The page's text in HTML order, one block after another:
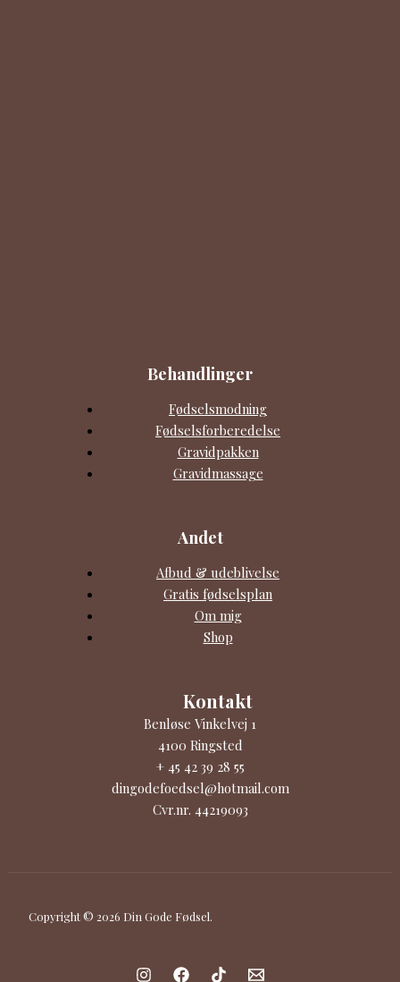
Behandlinger
Fødselsmodning
Fødselsforberedelse
Gravidpakken
Gravidmassage
Andet
Afbud & udeblivelse
Gratis fødselsplan
Om mig
Shop
Kontakt
Benløse Vinkelvej 1
4100 Ringsted
+ 45 42 39 28 55
dingodefoedsel@hotmail.com
Cvr.nr. 44219093
Copyright © 2026 Din Gode Fødsel.